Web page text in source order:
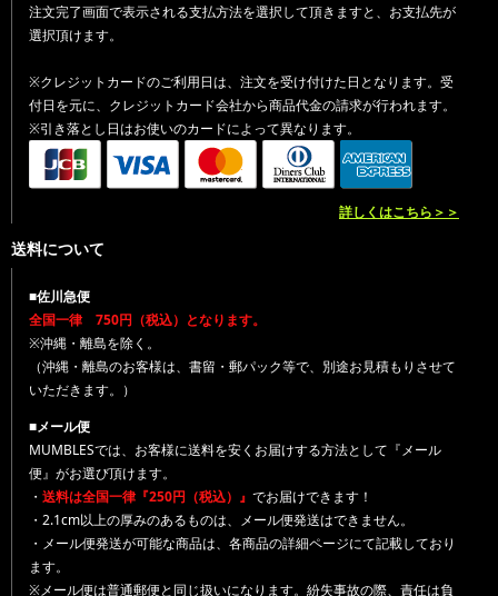
注文完了画面で表示される支払方法を選択して頂きますと、お支払先が
選択頂けます。
※クレジットカードのご利用日は、注文を受け付けた日となります。受
付日を元に、クレジットカード会社から商品代金の請求が行われます。
※引き落とし日はお使いのカードによって異なります。
詳しくはこちら＞＞
送料について
■佐川急便
全国一律 750円（税込）となります。
※沖縄・離島を除く。
（沖縄・離島のお客様は、書留・郵パック等で、別途お見積もりさせて
いただきます。）
■メール便
MUMBLESでは、お客様に送料を安くお届けする方法として『メール
便』がお選び頂けます。
・ 送料は全国一律『250円（税込）』 でお届けできます！
・2.1cm以上の厚みのあるものは、メール便発送はできません。
・メール便発送が可能な商品は、各商品の詳細ページにて記載しており
ます。
※メール便は普通郵便と同じ扱いになります。紛失事故の際、責任は負